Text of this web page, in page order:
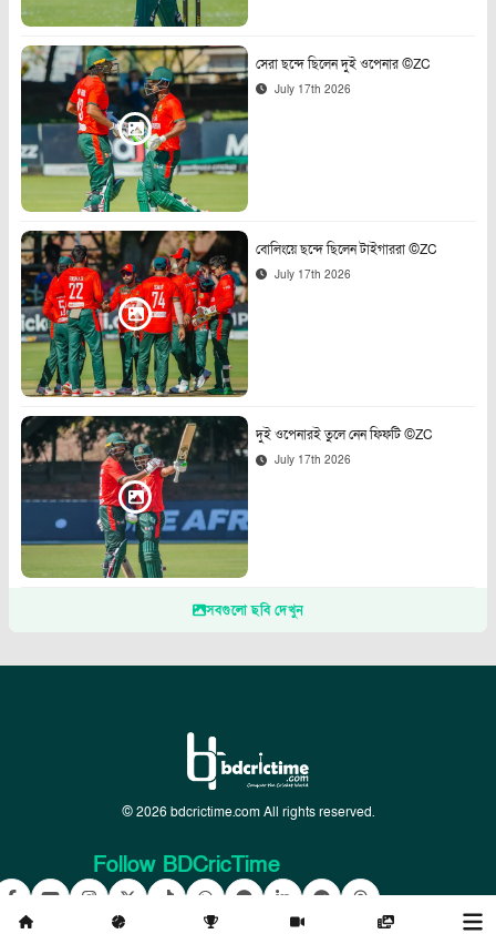
সেরা ছন্দে ছিলেন দুই ওপেনার ©ZC
July 17th 2026
বোলিংয়ে ছন্দে ছিলেন টাইগাররা ©ZC
July 17th 2026
দুই ওপেনারই তুলে নেন ফিফটি ©ZC
July 17th 2026
সবগুলো ছবি দেখুন
© 2026 bdcrictime.com All rights reserved.
Follow BDCricTime